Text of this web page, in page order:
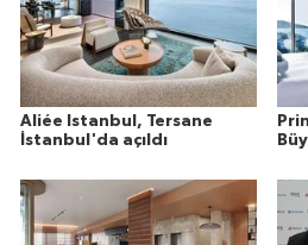
Aliée Istanbul, Tersane
İstanbul'da açıldı